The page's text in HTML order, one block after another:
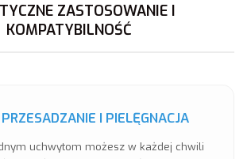
ZASTOSOWANIE I
KOMPATYBILNOŚĆ
I PIELĘGNACJA
uchwytom możesz w każdej chwili